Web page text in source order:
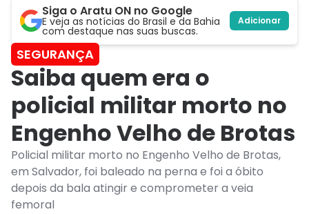
Siga o Aratu ON no Google
E veja as notícias do Brasil e da Bahia
com destaque nas suas buscas.
Adicionar
SEGURANÇA
Saiba quem era o
policial militar morto no
Engenho Velho de Brotas
Policial militar morto no Engenho Velho de Brotas,
em Salvador, foi baleado na perna e foi a óbito
depois da bala atingir e comprometer a veia
femoral